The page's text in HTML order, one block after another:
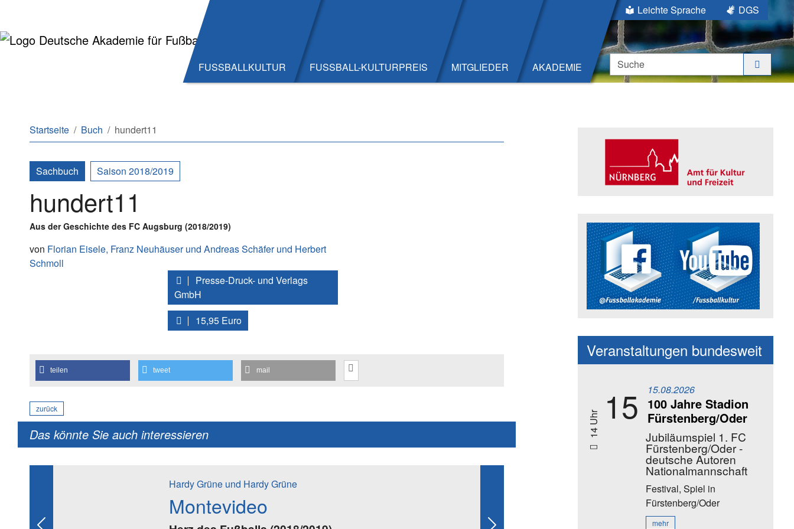
FUSSBALLKULTUR FUSSBALL-KULTURPREIS MITGLIEDER AKADEMIE
Leichte Sprache
DGS
Suche
Sie sind hier:
Startseite Buch hundert11
Sachbuch Saison 2018/2019
hundert11
Aus der Geschichte des FC Augsburg (2018/2019)
von Florian Eisele, Franz Neuhäuserund Andreas Schäferund Herbert
Schmoll
Presse-Druck- und Verlags
GmbH
15,95 Euro
teilen tweet mail
zurück
Das könnte Sie auch interessieren
Hardy Grüne und Hardy Grüne
Montevideo
Social Media Kanäle der
Veranstaltungen bundesweit
14 Uhr 15 15.08.2026
100 Jahre Stadion
Fürstenberg/Oder
Jubiläumspiel 1. FC
Fürstenberg/Oder -
deutsche Autoren
Nationalmannschaft
Festival, Spiel in
Fürstenberg/Oder
mehr